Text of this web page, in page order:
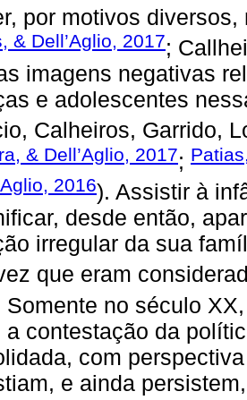
por motivos
& Dell’Aglio, 2017;
imagens negativas
e adolescentes
Calheiros, Garrido,
& Dell’Aglio, 2017;
2016). Assistir à
desde então,
irregular da sua
que eram
Somente no século
a contestação da
com
e ainda